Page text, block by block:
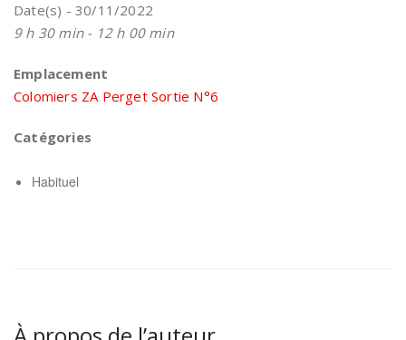
Date(s) - 30/11/2022
9 h 30 min - 12 h 00 min
Emplacement
Colomiers ZA Perget Sortie N°6
Catégories
Habituel